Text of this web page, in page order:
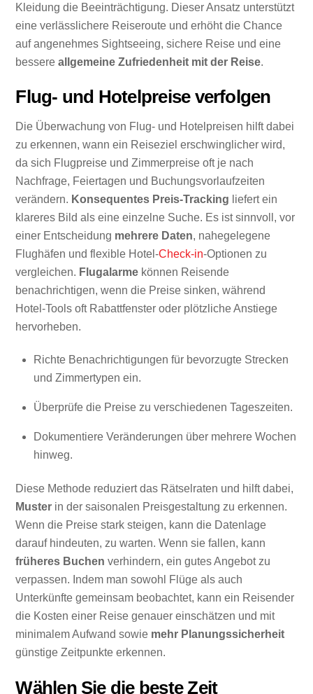
Kleidung die Beeinträchtigung. Dieser Ansatz unterstützt
eine verlässlichere Reiseroute und erhöht die Chance
auf angenehmes Sightseeing, sichere Reise und eine
bessereallgemeine Zufriedenheit mit der Reise.
Flug- und Hotelpreise verfolgen
Die Überwachung von Flug- und Hotelpreisen hilft dabei
zu erkennen, wann ein Reiseziel erschwinglicher wird,
da sich Flugpreise und Zimmerpreise oft je nach
Nachfrage, Feiertagen und Buchungsvorlaufzeiten
verändern. Konsequentes Preis-Tracking liefert ein
klareres Bild als eine einzelne Suche. Es ist sinnvoll, vor
einer Entscheidung mehrere Daten, nahegelegene
Flughäfen und flexible Hotel-Check-in-Optionen zu
vergleichen. Flugalarme können Reisende
benachrichtigen, wenn die Preise sinken, während
Hotel-Tools oft Rabattfenster oder plötzliche Anstiege
hervorheben.
Richte Benachrichtigungen für bevorzugte Strecken
und Zimmertypen ein.
Überprüfe die Preise zu verschiedenen Tageszeiten.
Dokumentiere Veränderungen über mehrere Wochen
hinweg.
Diese Methode reduziert das Rätselraten und hilft dabei,
Muster in der saisonalen Preisgestaltung zu erkennen.
Wenn die Preise stark steigen, kann die Datenlage
darauf hindeuten, zu warten. Wenn sie fallen, kann
früheres Buchen verhindern, ein gutes Angebot zu
verpassen. Indem man sowohl Flüge als auch
Unterkünfte gemeinsam beobachtet, kann ein Reisender
die Kosten einer Reise genauer einschätzen und mit
minimalem Aufwand sowie mehr Planungssicherheit
günstige Zeitpunkte erkennen.
Wählen Sie die beste Zeit